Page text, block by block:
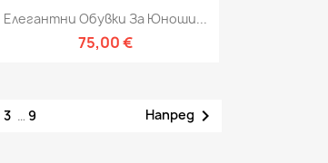
Бърз преглед
Елегантни Обувки За Юноши...
75,00 €
3 … 9 Напред 